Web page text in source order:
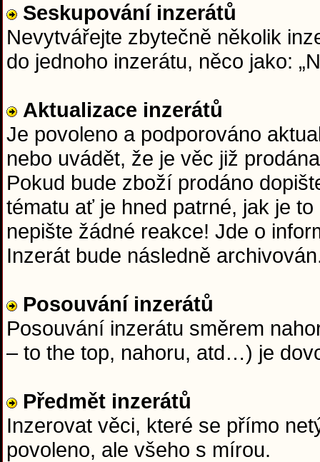
Seskupování inzerátů
Nevytvářejte zbytečně několik
do jednoho inzerátu, něco jako:
Aktualizace inzerátů
Je povoleno a podporováno
nebo uvádět, že je věc již
Pokud bude zboží prodáno
tématu ať je hned patrné, jak je
nepište žádné reakce! Jde o
Inzerát bude následně
Posouvání inzerátů
Posouvání inzerátu směrem
– to the top, nahoru, atd…) je
Předmět inzerátů
Inzerovat věci, které se přímo
povoleno, ale všeho s mírou.